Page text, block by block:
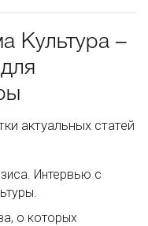
Культура –
актуальных статей
Интервью с
о которых